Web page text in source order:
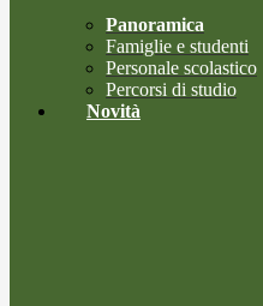
Panoramica
Famiglie e studenti
Personale scolastico
Percorsi di studio
Novità